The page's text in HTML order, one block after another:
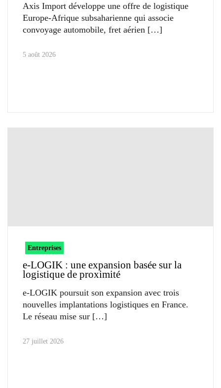
Axis Import développe une offre de logistique
Europe-Afrique subsaharienne qui associe
convoyage automobile, fret aérien
5 août 2026
Entreprises
e-LOGIK : une expansion basée sur la
logistique de proximité
e-LOGIK poursuit son expansion avec trois
nouvelles implantations logistiques en France.
Le réseau mise sur
27 juillet 2026